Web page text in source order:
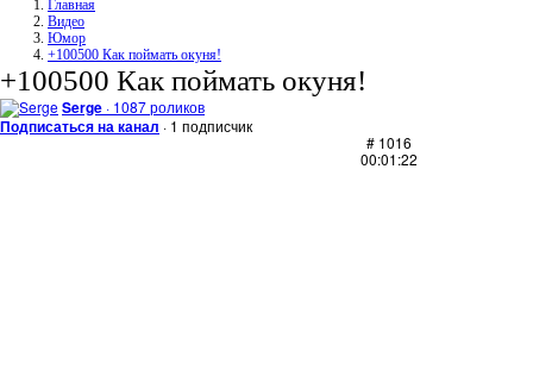
Главная
Видео
Юмор
+100500 Как поймать окуня!
+100500 Как поймать окуня!
Serge · 1087 роликов
Подписаться на канал · 1 подписчик
# 1016
00:01:22